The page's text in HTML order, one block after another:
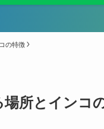
の特徴
所とインコ